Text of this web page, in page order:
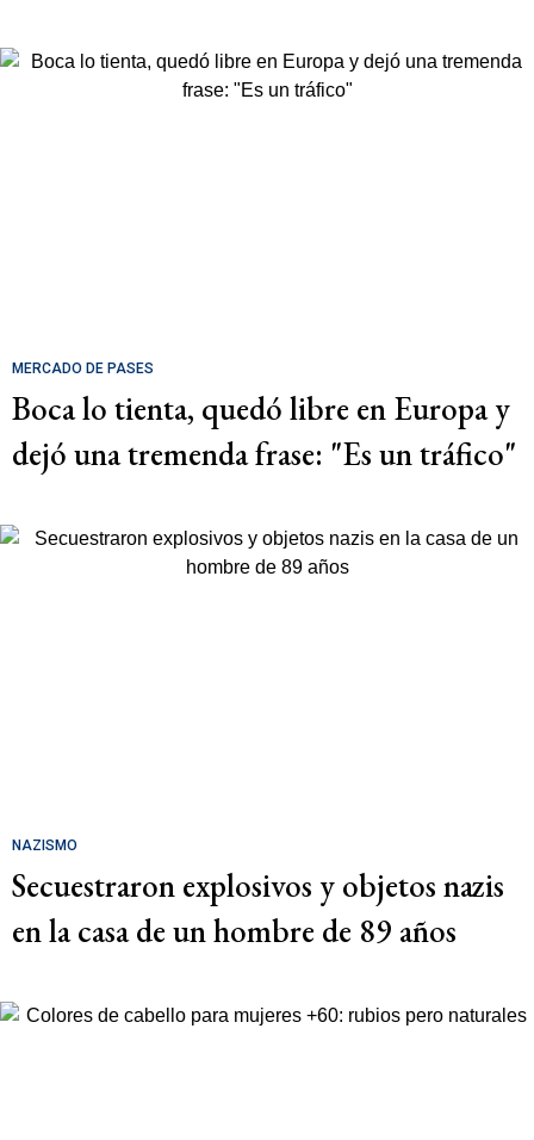
MERCADO DE PASES
Boca lo tienta, quedó libre en Europa y
dejó una tremenda frase: "Es un tráfico"
NAZISMO
Secuestraron explosivos y objetos nazis
en la casa de un hombre de 89 años